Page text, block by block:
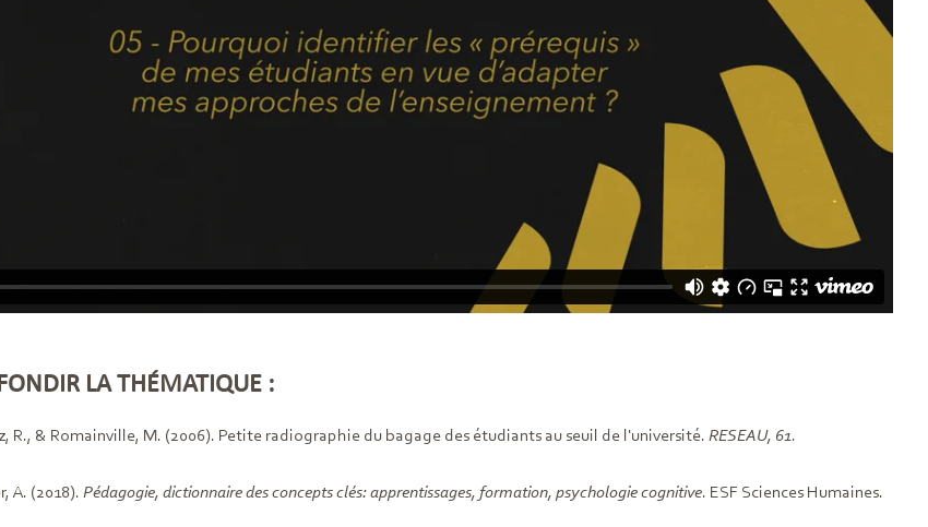
LA THÉMATIQUE :
R., & Romainville, M. (2006). Petite radiographie du bagage des étudiants au seuil de l'université. RESEAU, 61.
A. (2018). Pédagogie, dictionnaire des concepts clés: apprentissages, formation, psychologie cognitive. ESF Sciences Humaines.